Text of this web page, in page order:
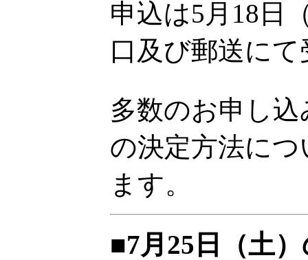
申込は5月18日
口及び郵送に
多数のお申し
の決定方法に
ます。
■7月25日（土